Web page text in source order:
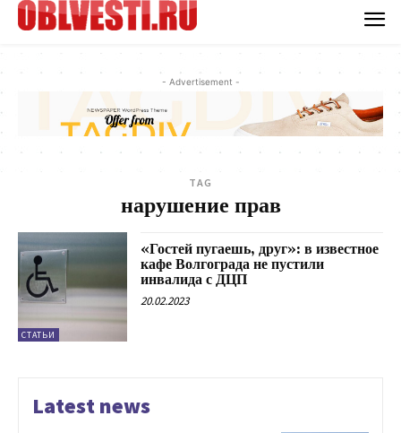
- Advertisement -
TAG
нарушение прав
СТАТЬИ
«Гостей пугаешь, друг»: в известное
кафе Волгограда не пустили
инвалида с ДЦП
20.02.2023
Latest news